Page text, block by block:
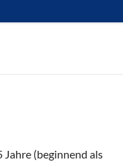
Jahre (beginnend als